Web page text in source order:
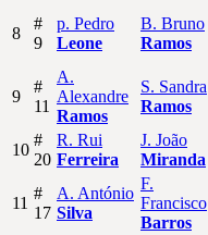
8
#
9
p. Pedro
Leone
B. Bruno
Ramos
9
#
11
A.
Alexandre
Ramos
S. Sandra
Ramos
10
#
20
R. Rui
Ferreira
J. João
Miranda
11
#
17
A. António
Silva
F.
Francisco
Barros